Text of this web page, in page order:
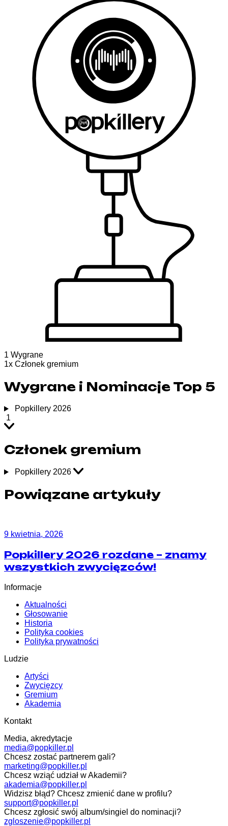
1 Wygrane
1x Członek gremium
Wygrane i Nominacje Top 5
Popkillery 2026
1
Członek gremium
Popkillery 2026
Powiązane artykuły
9 kwietnia, 2026
Popkillery 2026 rozdane – znamy
wszystkich zwycięzców!
Informacje
Aktualności
Głosowanie
Historia
Polityka cookies
Polityka prywatności
Ludzie
Artyści
Zwycięzcy
Gremium
Akademia
Kontakt
Media, akredytacje
media@popkiller.pl
Chcesz zostać partnerem gali?
marketing@popkiller.pl
Chcesz wziąć udział w Akademii?
akademia@popkiller.pl
Widzisz błąd? Chcesz zmienić dane w profilu?
support@popkiller.pl
Chcesz zgłosić swój album/singiel do nominacji?
zgloszenie@popkiller.pl